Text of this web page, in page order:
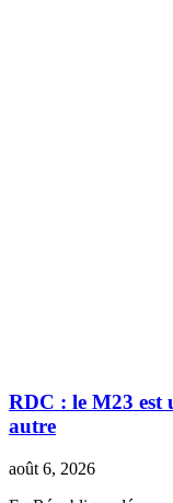
RDC : le M23 est
autre
août 6, 2026